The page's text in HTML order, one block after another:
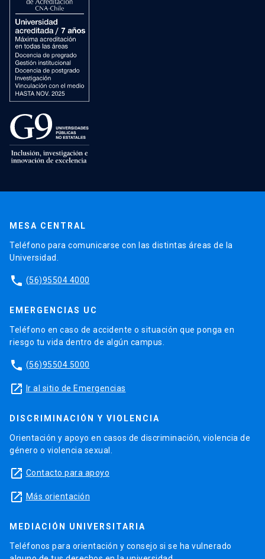
MESA CENTRAL
Teléfono para comunicarse con las distintas áreas de la
Universidad.
phone (56)95504 4000
EMERGENCIAS UC
Teléfono en caso de accidente o situación que ponga en
riesgo tu vida dentro de algún campus.
phone (56)95504 5000
launch Ir al sitio de Emergencias
DISCRIMINACIÓN Y VIOLENCIA
Orientación y apoyo en casos de discriminación, violencia de
género o violencia sexual.
launch Contacto para apoyo
launch Más orientación
MEDIACIÓN UNIVERSITARIA
Teléfonos para orientación y consejo si se ha vulnerado